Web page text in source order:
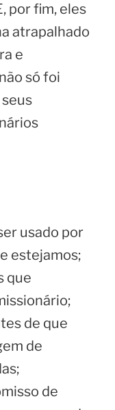
por fim, eles
atrapalhado
e
só foi
usado por
estejamos;
que
de que
de
de